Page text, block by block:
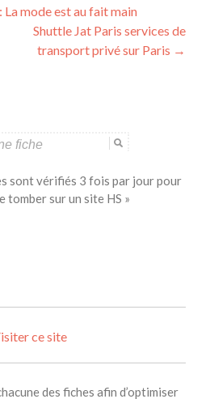
mode est au fait main
Shuttle Jat Paris services de
transport privé sur Paris →
sont vérifiés 3 fois par jour pour
tomber sur un site HS »
ce site
des fiches afin d’optimiser